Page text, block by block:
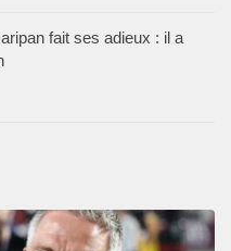
fait ses adieux : il a